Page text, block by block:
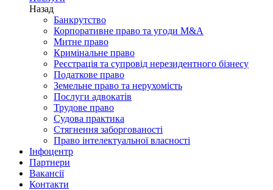
Назад
Банкрутство
Корпоративне право та угоди M&A
Митне право
Кримінальне право
Реєстрація та супровід нерезидентного бізнесу
Податкове право
Земельне право та нерухомість
Послуги адвокатів
Трудове право
Судова практика
Стягнення заборгованості
Право інтелектуальної власності
Інфоцентр
Партнери
Вакансії
Контакти